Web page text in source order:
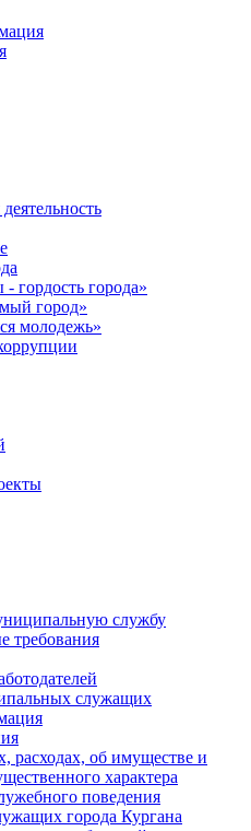
гордость города»
город»
молодежь»
службу
требования
служащих
расходах, об имуществе и
характера
поведения
города Кургана